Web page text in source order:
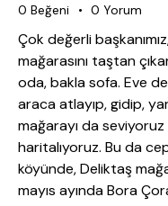
0 Beğeni 0 Yorum
Çok değerli
mağarasını taştan
oda, bakla sofa. Eve
araca atlayıp, gidip,
mağarayı da
haritalıyoruz. Bu da
köyünde, Deliktaş
mayıs ayında Bora